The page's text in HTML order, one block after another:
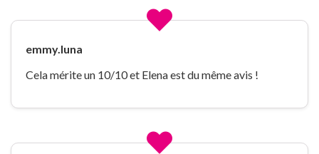
emmy.luna
Cela mérite un 10/10 et Elena est du même avis !